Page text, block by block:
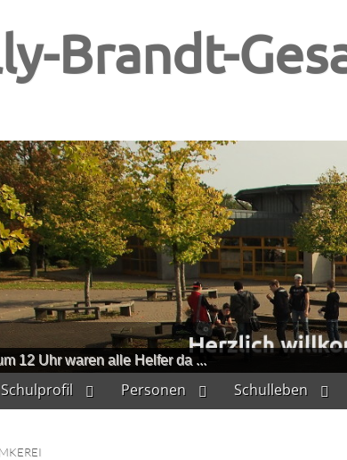
Brandt-
12 Uhr waren alle Helfer da ...
Schulprofil Personen Schulleben